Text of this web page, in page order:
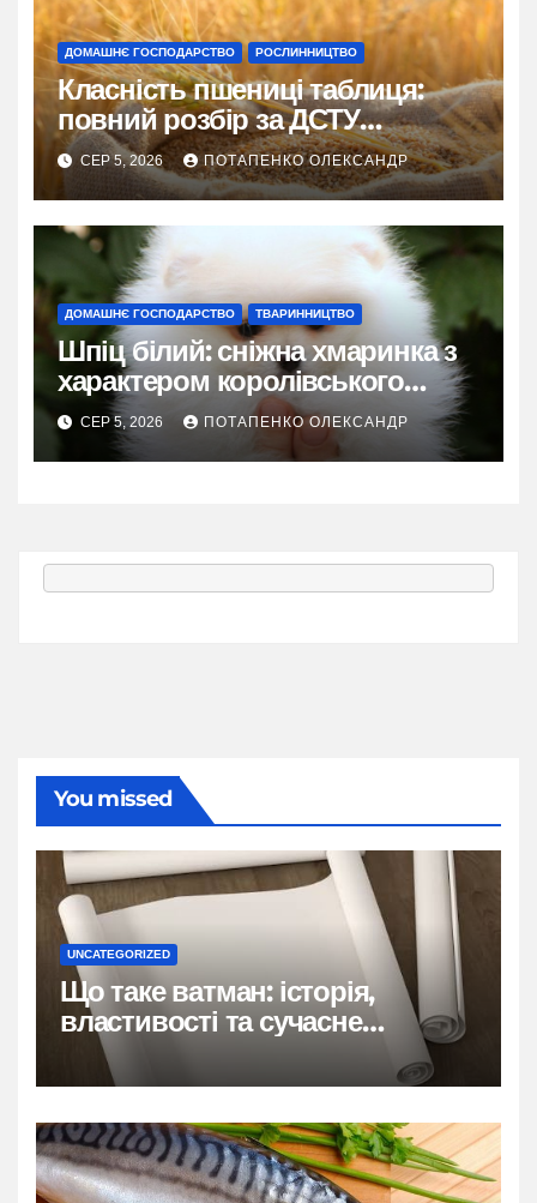
ДОМАШНЄ ГОСПОДАРСТВО РОСЛИННИЦТВО
Класність пшениці таблиця:
повний розбір за ДСТУ
3768:2019
СЕР 5, 2026 ПОТАПЕНКО ОЛЕКСАНДР
ДОМАШНЄ ГОСПОДАРСТВО ТВАРИННИЦТВО
Шпіц білий: сніжна хмаринка з
характером королівського
фаворита
СЕР 5, 2026 ПОТАПЕНКО ОЛЕКСАНДР
You missed
UNCATEGORIZED
Що таке ватман: історія,
властивості та сучасне
застосування